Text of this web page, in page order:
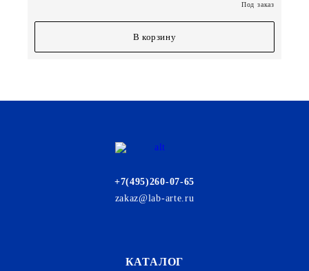
Под заказ
В корзину
+7(495)260-07-65
zakaz@lab-arte.ru
КАТАЛОГ